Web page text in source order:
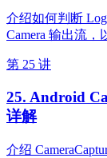
介绍如何判断
Camera 输出流，
第 25 讲
25. Android
详解
介绍